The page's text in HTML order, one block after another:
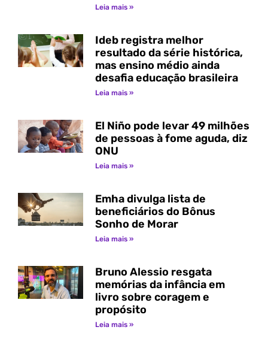
Leia mais »
Ideb registra melhor
resultado da série histórica,
mas ensino médio ainda
desafia educação brasileira
Leia mais »
El Niño pode levar 49 milhões
de pessoas à fome aguda, diz
ONU
Leia mais »
Emha divulga lista de
beneficiários do Bônus
Sonho de Morar
Leia mais »
Bruno Alessio resgata
memórias da infância em
livro sobre coragem e
propósito
Leia mais »